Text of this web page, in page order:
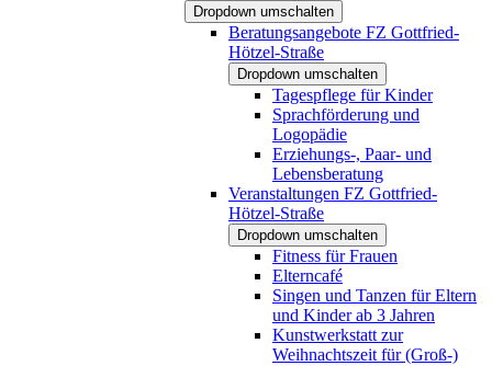
Dropdown umschalten
Beratungsangebote FZ Gottfried-
Hötzel-Straße
Dropdown umschalten
Tagespflege für Kinder
Sprachförderung und
Logopädie
Erziehungs-, Paar- und
Lebensberatung
Veranstaltungen FZ Gottfried-
Hötzel-Straße
Dropdown umschalten
Fitness für Frauen
Elterncafé
Singen und Tanzen für Eltern
und Kinder ab 3 Jahren
Kunstwerkstatt zur
Weihnachtszeit für (Groß-)